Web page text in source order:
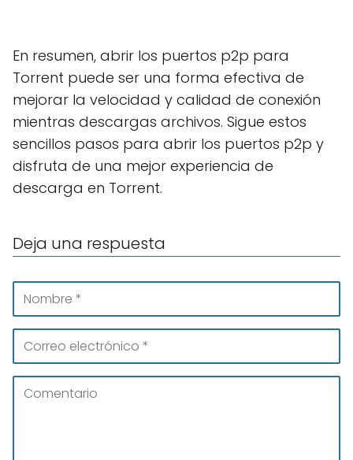
En resumen, abrir los puertos p2p para
Torrent puede ser una forma efectiva de
mejorar la velocidad y calidad de conexión
mientras descargas archivos. Sigue estos
sencillos pasos para abrir los puertos p2p y
disfruta de una mejor experiencia de
descarga en Torrent.
Deja una respuesta